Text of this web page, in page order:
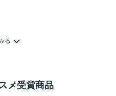
時間を心身を慈しむ至福の
る
メ受賞商品